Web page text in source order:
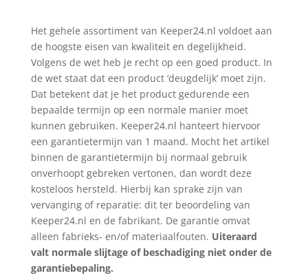
Het gehele assortiment van Keeper24.nl voldoet aan
de hoogste eisen van kwaliteit en degelijkheid.
Volgens de wet heb je recht op een goed product. In
de wet staat dat een product ‘deugdelijk’ moet zijn.
Dat betekent dat je het product gedurende een
bepaalde termijn op een normale manier moet
kunnen gebruiken. Keeper24.nl hanteert hiervoor
een garantietermijn van 1 maand. Mocht het artikel
binnen de garantietermijn bij normaal gebruik
onverhoopt gebreken vertonen, dan wordt deze
kosteloos hersteld. Hierbij kan sprake zijn van
vervanging of reparatie: dit ter beoordeling van
Keeper24.nl en de fabrikant. De garantie omvat
alleen fabrieks- en/of materiaalfouten. Uiteraard
valt normale slijtage of beschadiging niet onder de
garantiebepaling.